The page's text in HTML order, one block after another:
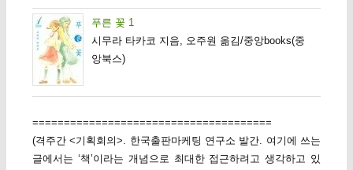
푸른 꽃 1
시무라 타카코 지음, 오주원 옮김/중앙books(중
앙북스)
======================================
(격주간 <기획회의>. 한국출판마케팅 연구소 발간. 여기에 쓰는
글에서는 ‘책’이라는 개념으로 최대한 접근하려고 생각하고 있